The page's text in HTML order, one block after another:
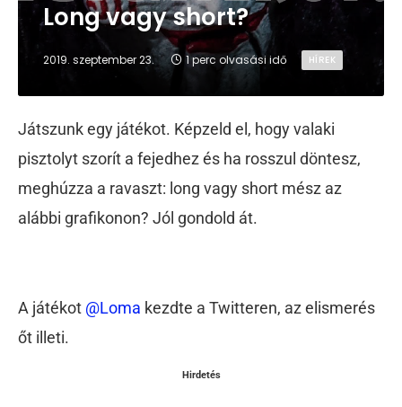
Long vagy short?
2019. szeptember 23. 1 perc olvasási idő HÍREK
Játszunk egy játékot. Képzeld el, hogy valaki
pisztolyt szorít a fejedhez és ha rosszul döntesz,
meghúzza a ravaszt: long vagy short mész az
alábbi grafikonon? Jól gondold át.
A játékot @Loma kezdte a Twitteren, az elismerés
őt illeti.
Hirdetés